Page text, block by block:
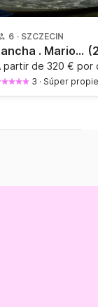
6 · SZCZECIN
Lancha . Marion 630 115CV
partir de 320 € por
3 · Súper